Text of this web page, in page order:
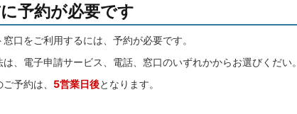
予約が必要です
口をご利用するには、予約が必要です。
は、電子申請サービス、電話、窓口のいずれかからお選びくだい。
予約は、 5営業日後となります。